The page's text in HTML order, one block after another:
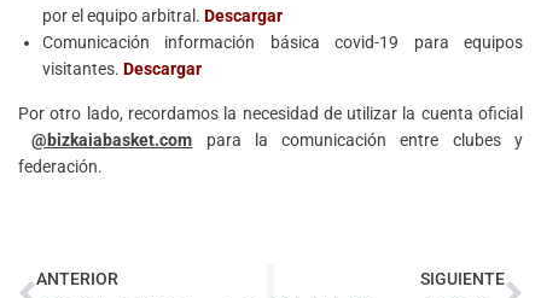
por el equipo arbitral. Descargar
Comunicación información básica covid-19 para equipos
visitantes. Descargar
Por otro lado, recordamos la necesidad de utilizar la cuenta oficial
@bizkaiabasket.com para la comunicación entre clubes y
federación.
ANTERIOR SIGUIENTE